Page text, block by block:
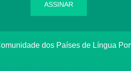
ASSINAR
dos Países de Língua